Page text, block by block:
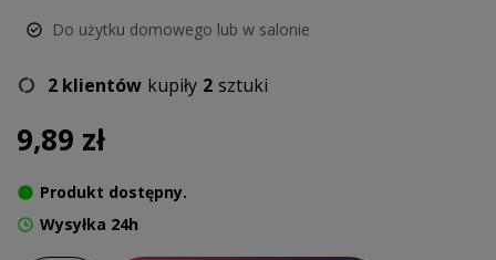
Do użytku domowego lub w salonie
2 klientów kupiły 2 sztuki
9,89 zł
Produkt dostępny.
Wysyłka 24h